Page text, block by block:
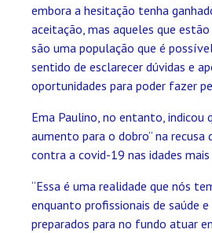
embora a hesitação tenha
aceitação, mas aqueles que
são uma população que é
sentido de esclarecer dúvidas e
oportunidades para poder fazer
Ema Paulino, no entanto, indicou
aumento para o dobro” na recusa
contra a covid-19 nas idades
“Essa é uma realidade que nós
enquanto profissionais de saúde
preparados para no fundo atuar